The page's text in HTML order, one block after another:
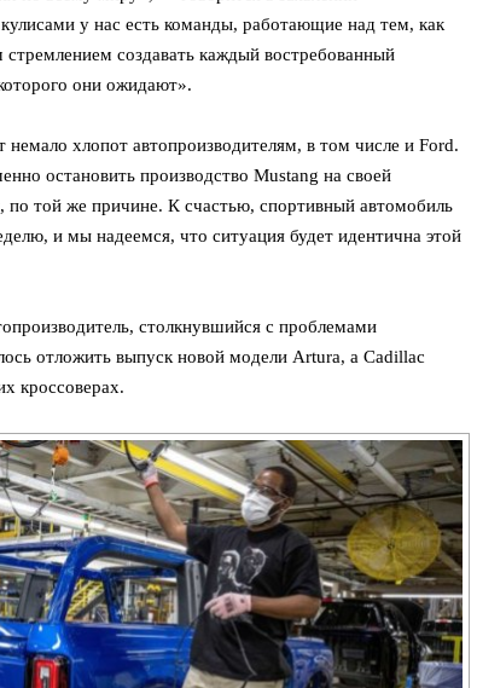
у нас есть команды, работающие над тем, как
создавать каждый востребованный
они ожидают».
хлопот автопроизводителям, в том числе и Ford.
остановить производство Mustang на своей
той же причине. К счастью, спортивный автомобиль
и мы надеемся, что ситуация будет идентична этой
столкнувшийся с проблемами
отложить выпуск новой модели Artura, а Cadillac
кроссоверах.